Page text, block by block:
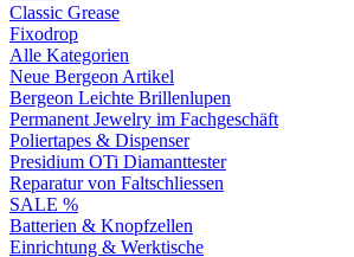
Classic Grease
Fixodrop
Alle Kategorien
Neue Bergeon Artikel
Bergeon Leichte Brillenlupen
Permanent Jewelry im Fachgeschäft
Poliertapes & Dispenser
Presidium OTi Diamanttester
Reparatur von Faltschliessen
SALE %
Batterien & Knopfzellen
Einrichtung & Werktische